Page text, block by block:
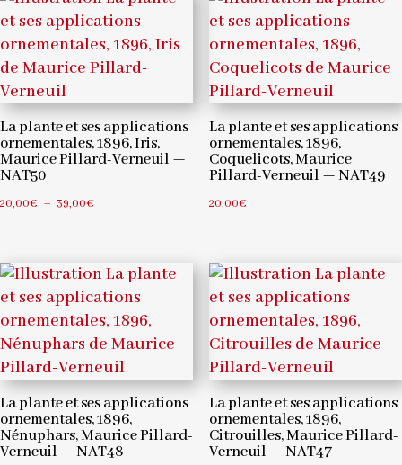
La plante et ses applications
ornementales, 1896, Iris,
Maurice Pillard-Verneuil —
NAT50
20,00€ – 39,00€
20,00€
à
39,00€
La plante et ses applications
ornementales, 1896,
Coquelicots, Maurice
Pillard-Verneuil — NAT49
20,00€
La plante et ses applications
ornementales, 1896,
Nénuphars, Maurice Pillard-
Verneuil — NAT48
La plante et ses applications
ornementales, 1896,
Citrouilles, Maurice Pillard-
Verneuil — NAT47